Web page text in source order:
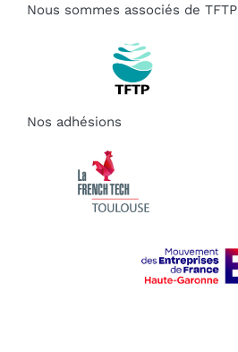
Nous sommes associés de TFTP
Nos adhésions